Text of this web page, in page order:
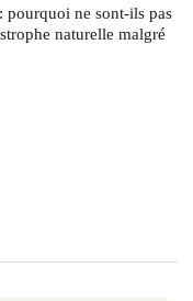
pourquoi ne sont-ils pas
naturelle malgré